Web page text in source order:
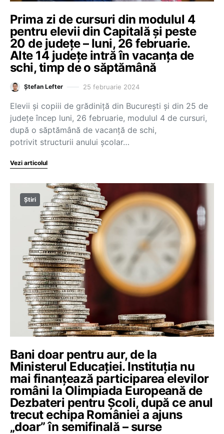
Prima zi de cursuri din modulul 4
pentru elevii din Capitală și peste
20 de județe – luni, 26 februarie.
Alte 14 județe intră în vacanța de
schi, timp de o săptămână
Ștefan Lefter 25 februarie 2024
Elevii și copiii de grădiniță din București și din 25 de
județe încep luni, 26 februarie, modulul 4 de cursuri,
după o săptămână de vacanță de schi,
potrivit structurii anului școlar…
Vezi articolul
Știri
Bani doar pentru aur, de la
Ministerul Educației. Instituția nu
mai finanțează participarea elevilor
români la Olimpiada Europeană de
Dezbateri pentru Școli, după ce anul
trecut echipa României a ajuns
„doar” în semifinală – surse